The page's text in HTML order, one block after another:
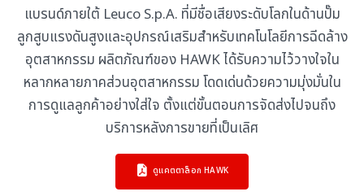
แบรนด์ภายใต้ Leuco S.p.A. ที่มีชื่อเสียงระดับโลกในด้านปั๊ม
ลูกสูบแรงดันสูงและอุปกรณ์เสริมสำหรับเทคโนโลยีการฉีดล้าง
อุตสาหกรรม ผลิตภัณฑ์ของ HAWK ได้รับความไว้วางใจใน
หลากหลายภาคส่วนอุตสาหกรรม โดดเด่นด้วยความมุ่งมั่นใน
การดูแลลูกค้าอย่างใส่ใจ ตั้งแต่ขั้นตอนการจัดส่งไปจนถึง
บริการหลังการขายที่เป็นเลิศ
ดูแคตตาล็อก HAWK